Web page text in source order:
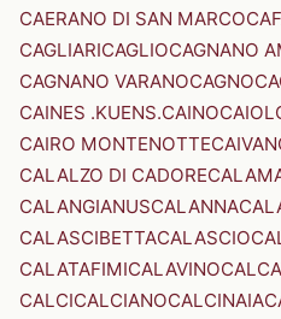
CAERANO DI SAN MARCO
CAGLIARICAGLIOCAGNANO
CAGNANO VARANOCAGNO
CAINES .KUENS.CAINO
CAIRO MONTENOTTE
CALALZO DI CADORE
CALANGIANUSCALANNA
CALASCIBETTACALASCIO
CALATAFIMICALAVINO
CALCICALCIANOCALCINAIA